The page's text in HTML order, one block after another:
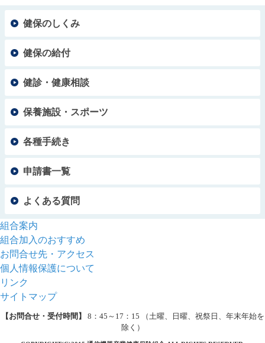
健保のしくみ
健保の給付
健診・健康相談
保養施設・スポーツ
各種手続き
申請書一覧
よくある質問
組合案内
組合加入のおすすめ
お問合せ先・アクセス
個人情報保護について
リンク
サイトマップ
【お問合せ・受付時間】
8：45～17：15 （土曜、日曜、祝祭日、年末年始を
除く）